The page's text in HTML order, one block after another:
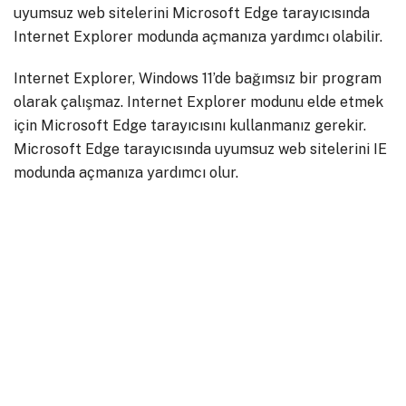
uyumsuz web sitelerini Microsoft Edge tarayıcısında
Internet Explorer modunda açmanıza yardımcı olabilir.
Internet Explorer, Windows 11’de bağımsız bir program
olarak çalışmaz. Internet Explorer modunu elde etmek
için Microsoft Edge tarayıcısını kullanmanız gerekir.
Microsoft Edge tarayıcısında uyumsuz web sitelerini IE
modunda açmanıza yardımcı olur.